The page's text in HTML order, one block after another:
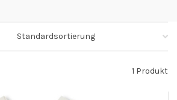
1 Produkt